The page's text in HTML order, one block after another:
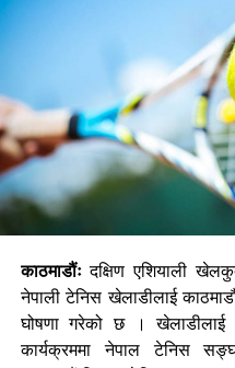
काठमाडौंःदक्षिण एशियाली
नेपाली टेनिस खेलाडीलाई
घोषणा गरेको छ । खेलाडीलाई
कार्यक्रममा नेपाल टेनिस